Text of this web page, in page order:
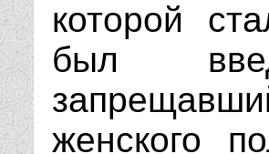
которой
был
женского